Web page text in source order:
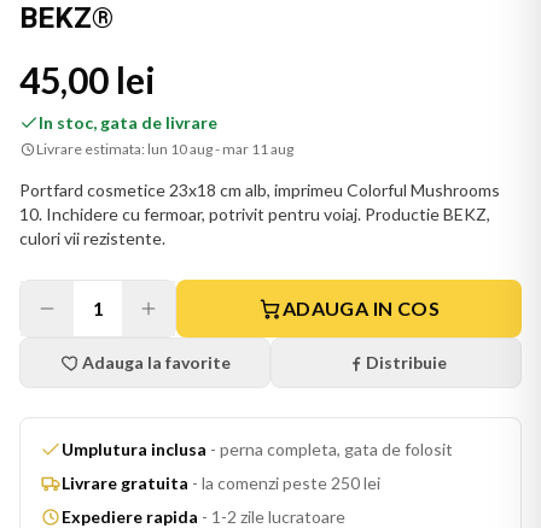
BEKZ®
45,00 lei
In stoc, gata de livrare
Livrare estimata: lun 10 aug - mar 11 aug
Portfard cosmetice 23x18 cm alb, imprimeu Colorful Mushrooms
10. Inchidere cu fermoar, potrivit pentru voiaj. Productie BEKZ,
culori vii rezistente.
1 ADAUGA IN COS
Adauga la favorite Distribuie
Umplutura inclusa - perna completa, gata de folosit
Livrare gratuita - la comenzi peste 250 lei
Expediere rapida - 1-2 zile lucratoare